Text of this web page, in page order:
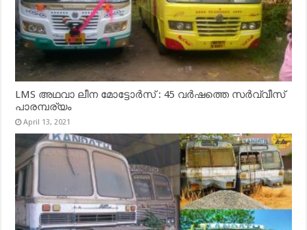
LMS അഥവാ ലീന മോട്ടോർസ് : 45 വർഷത്തെ സർവ്വീസ്
പാരമ്പര്യം
April 13, 2021